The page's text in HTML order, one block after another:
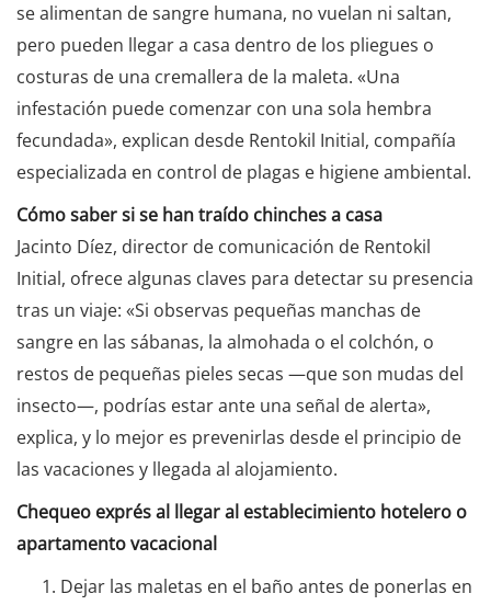
se alimentan de sangre humana, no vuelan ni saltan,
pero pueden llegar a casa dentro de los pliegues o
costuras de una cremallera de la maleta. «Una
infestación puede comenzar con una sola hembra
fecundada», explican desde Rentokil Initial, compañía
especializada en control de plagas e higiene ambiental.
Cómo saber si se han traído chinches a casa
Jacinto Díez, director de comunicación de Rentokil
Initial, ofrece algunas claves para detectar su presencia
tras un viaje: «Si observas pequeñas manchas de
sangre en las sábanas, la almohada o el colchón, o
restos de pequeñas pieles secas —que son mudas del
insecto—, podrías estar ante una señal de alerta»,
explica, y lo mejor es prevenirlas desde el principio de
las vacaciones y llegada al alojamiento.
Chequeo exprés al llegar al establecimiento hotelero o
apartamento vacacional
Dejar las maletas en el baño antes de ponerlas en